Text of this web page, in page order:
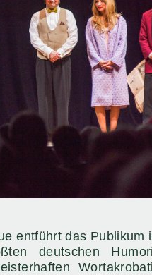
entführt das Publikum
deutschen